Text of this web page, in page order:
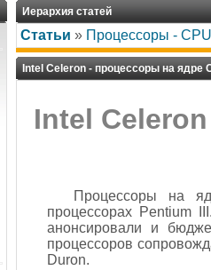
Иерархия статей
Статьи » Процессоры - CPU
Intel Celeron - процессоры на ядре
Intel
Процессоры на
процессорах Pentium
анонсировали и
процессоров
Duron.